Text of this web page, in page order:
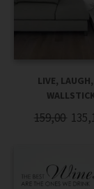
LIVE,
159,00